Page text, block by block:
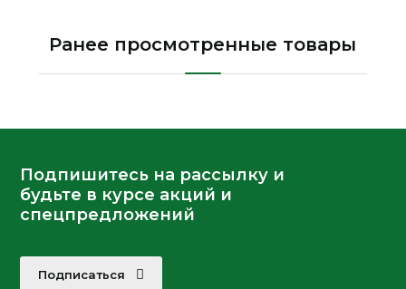
Ранее просмотренные товары
Подпишитесь на рассылку и
будьте в курсе акций и
спецпредложений
Подписаться